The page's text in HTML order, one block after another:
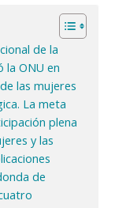
de la
la ONU en
las mujeres
La meta
plena
y las
de